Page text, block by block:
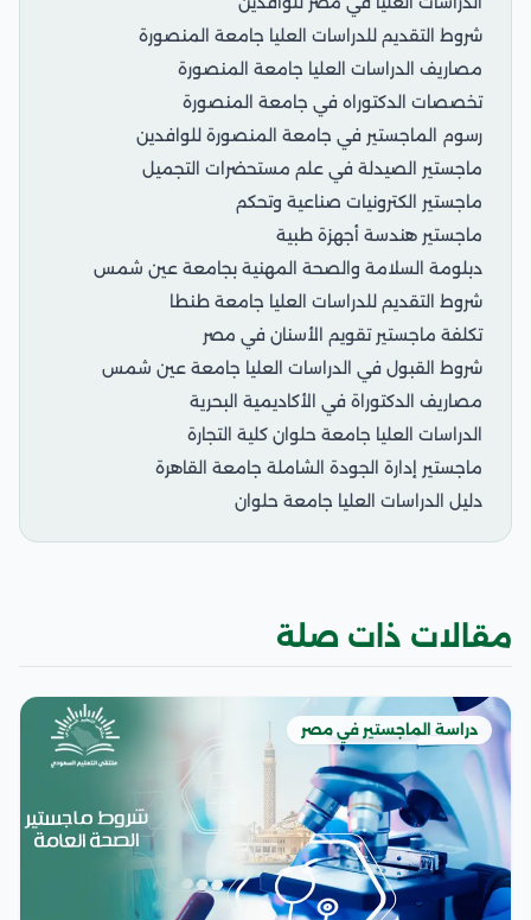
شروط التقديم للدراسات العليا جامعة المنصورة
مصاريف الدراسات العليا جامعة المنصورة
تخصصات الدكتوراه في جامعة المنصورة
رسوم الماجستير في جامعة المنصورة للوافدين
ماجستير الصيدلة في علم مستحضرات التجميل
ماجستير الكترونيات صناعية وتحكم
ماجستير هندسة أجهزة طبية
دبلومة السلامة والصحة المهنية بجامعة عين شمس
شروط التقديم للدراسات العليا جامعة طنطا
تكلفة ماجستير تقويم الأسنان في مصر
شروط القبول في الدراسات العليا جامعة عين شمس
مصاريف الدكتوراة في الأكاديمية البحرية
الدراسات العليا جامعة حلوان كلية التجارة
ماجستير إدارة الجودة الشاملة جامعة القاهرة
دليل الدراسات العليا جامعة حلوان
مقالات ذات صلة
دراسة الماجستير في مصر